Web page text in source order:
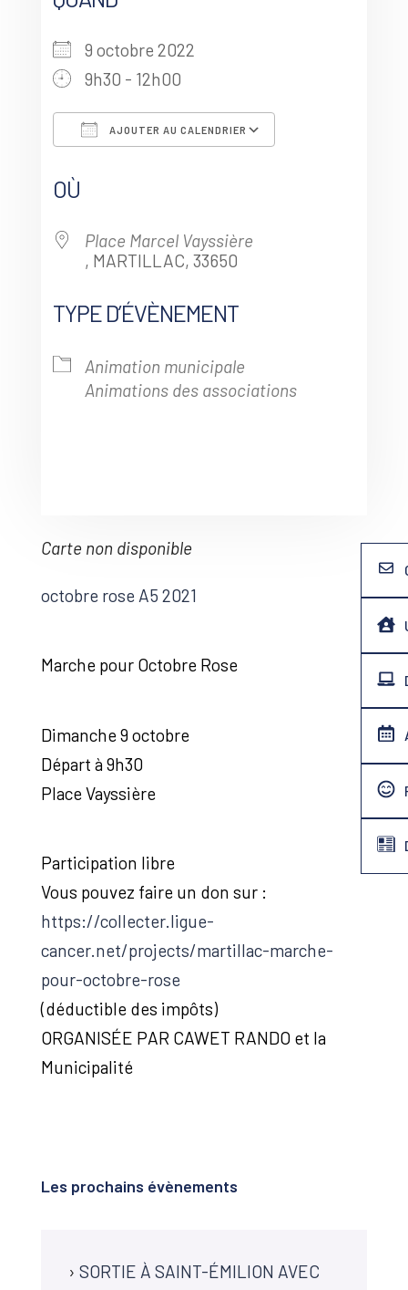
9 octobre 2022
9h30 - 12h00
AJOUTER AU CALENDRIER
OÙ
Place Marcel Vayssière
, MARTILLAC, 33650
TYPE D’ÉVÈNEMENT
Animation municipale
Animations des associations
Carte non disponible
octobre rose A5 2021
Marche pour Octobre Rose
Dimanche 9 octobre
Départ à 9h30
Place Vayssière
Participation libre
Vous pouvez faire un don sur :
https://collecter.ligue-
cancer.net/projects/martillac-marche-
pour-octobre-rose
(déductible des impôts)
ORGANISÉE PAR CAWET RANDO et la
Municipalité
Les prochains évènements
› SORTIE À SAINT-ÉMILION AVEC